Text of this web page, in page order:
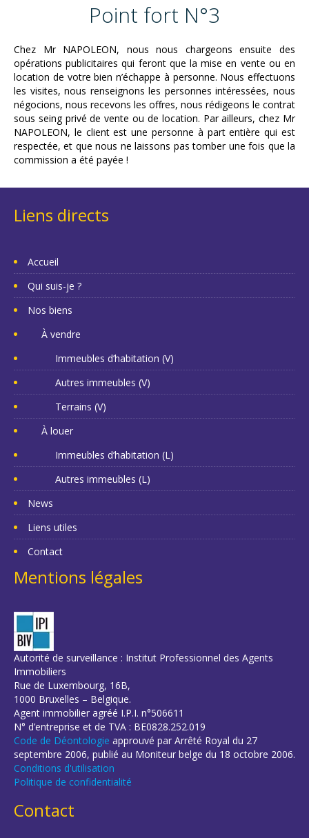
Point fort N°3
Chez Mr NAPOLEON, nous nous chargeons ensuite des
opérations publicitaires qui feront que la mise en vente ou en
location de votre bien n’échappe à personne. Nous effectuons
les visites, nous renseignons les personnes intéressées, nous
négocions, nous recevons les offres, nous rédigeons le contrat
sous seing privé de vente ou de location. Par ailleurs, chez Mr
NAPOLEON, le client est une personne à part entière qui est
respectée, et que nous ne laissons pas tomber une fois que la
commission a été payée !
Liens directs
Accueil
Qui suis-je ?
Nos biens
À vendre
Immeubles d’habitation (V)
Autres immeubles (V)
Terrains (V)
À louer
Immeubles d’habitation (L)
Autres immeubles (L)
News
Liens utiles
Contact
Mentions légales
Autorité de surveillance : Institut Professionnel des Agents
Immobiliers
Rue de Luxembourg, 16B,
1000 Bruxelles – Belgique.
Agent immobilier agréé I.P.I. n°506611
N° d’entreprise et de TVA : BE0828.252.019
Code de Déontologie approuvé par Arrêté Royal du 27
septembre 2006, publié au Moniteur belge du 18 octobre 2006.
Conditions d'utilisation
Politique de confidentialité
Contact